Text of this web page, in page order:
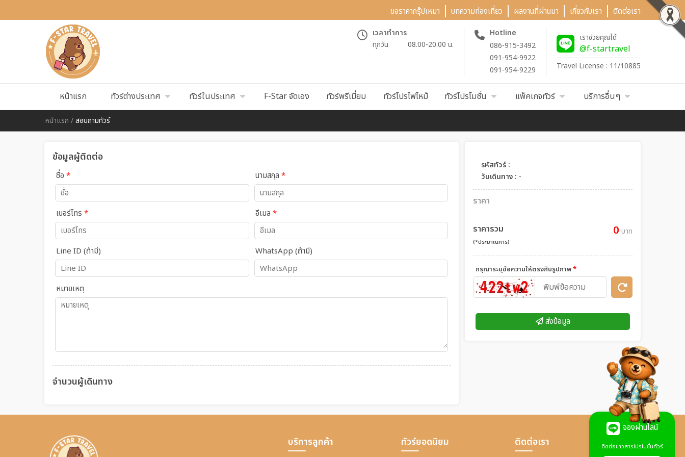
ขอราคากรุ๊ปเหมา บทความท่องเที่ยว ผลงานที่ผ่านมา เกี่ยวกับเรา ติดต่อเรา
เวลาทำการ
ทุกวัน
08.00-20.00 น.
Hotline
086-915-3492
091-954-9922
091-954-9229
เราช่วยคุณได้
@f-startravel
Travel License : 11/10885
หน้าแรก ทัวร์ต่างประเทศ ทัวร์ในประเทศ F-Star จัดเอง ทัวร์พรีเมี่ยม ทัวร์โปรไฟไหม้ ทัวร์โปรโมชั่น แพ็คเกจทัวร์ บริการอื่นๆ
หน้าแรก /สอบถามทัวร์
ข้อมูลผู้ติดต่อ
ชื่อ * นามสกุล *
เบอร์โทร * อีเมล *
Line ID (ถ้ามี) WhatsApp (ถ้ามี)
หมายเหตุ
จำนวนผู้เดินทาง
รหัสทัวร์ :
วันเดินทาง : -
ราคา
ราคารวม
(*ประมาณการ)
0 บาท
กรุณาระบุข้อความให้ตรงกับรูปภาพ*
ส่งข้อมูล
บริการลูกค้า ทัวร์ยอดนิยม ติดต่อเรา
จองผ่านไลน์
ติดต่อข่าวสารโปรโมชั่นทัวร์